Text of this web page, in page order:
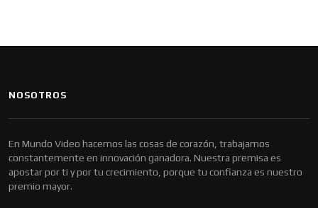
NOSOTROS
En Mundo Video hacemos las cosas de corazón, trabajamos
constantemente en innovación ganadora. Nuestra premisa es
apostar por ti y por tu crecimiento, porque tu confianza es nuestro
premio mayor.